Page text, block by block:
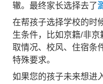
辙。最终家长选择去了
在帮孩子选择学校的时
生条件，比如京籍/非
取情况、校风、住宿条
特殊要求。
如果您的孩子未来想进